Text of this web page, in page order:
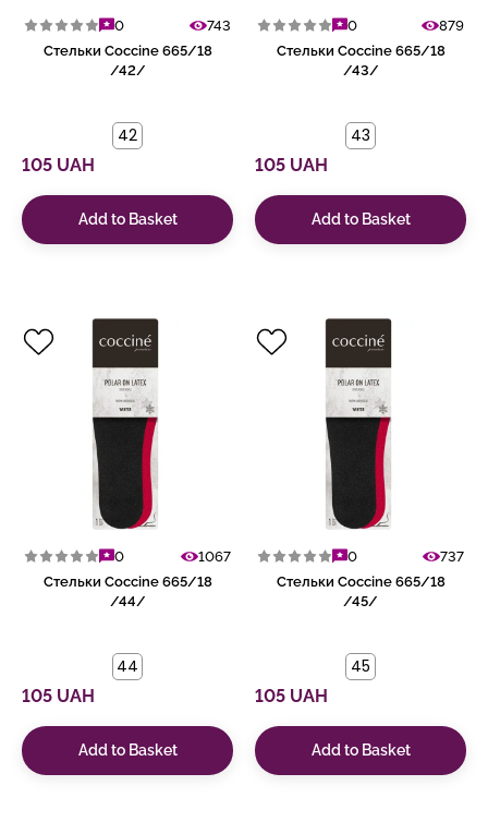
0
743
Стельки Coccine 665/18
/42/
42
105 UAH
Add to Basket
0
879
Стельки Coccine 665/18
/43/
43
105 UAH
Add to Basket
0
1067
Стельки Coccine 665/18
/44/
44
105 UAH
Add to Basket
0
737
Стельки Coccine 665/18
/45/
45
105 UAH
Add to Basket